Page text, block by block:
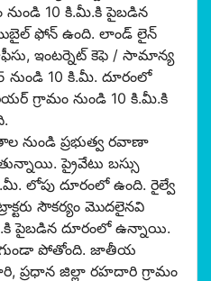
నుండి 10 కి.మీ.కి పైబడిన
ఫోన్ ఉంది. లాండ్ లైన్
ఇంటర్నెట్ కెఫె / సామాన్య
నుండి 10 కి.మీ. దూరంలో
గ్రామం నుండి 10 కి.మీ.కి
నుండి ప్రభుత్వ రవాణా
ప్రైవేటు బస్సు
లోపు దూరంలో ఉంది. రైల్వే
సౌకర్యం మొదలైనవి
పైబడిన దూరంలో ఉన్నాయి.
పోతోంది. జాతీయ
ప్రధాన జిల్లా రహదారి గ్రామం